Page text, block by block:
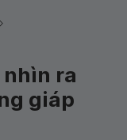
nhìn ra
giáp